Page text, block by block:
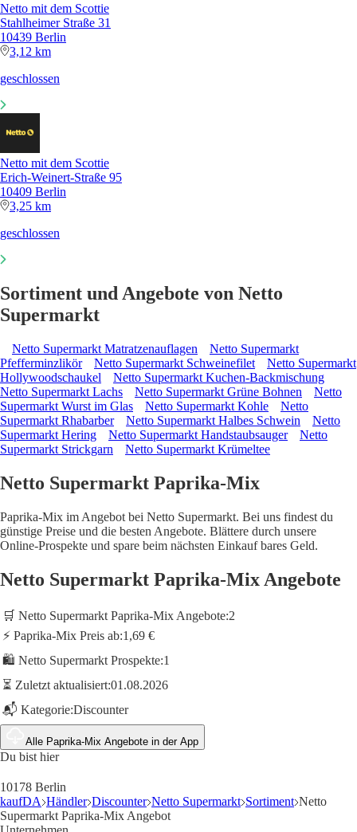
Netto mit dem Scottie
Stahlheimer Straße 31
10439 Berlin
3,12 km
geschlossen
Netto mit dem Scottie
Erich-Weinert-Straße 95
10409 Berlin
3,25 km
geschlossen
Sortiment und Angebote von Netto
Supermarkt
Netto Supermarkt Matratzenauflagen
Netto Supermarkt
Pfefferminzlikör
Netto Supermarkt Schweinefilet
Netto Supermarkt
Hollywoodschaukel
Netto Supermarkt Kuchen-Backmischung
Netto Supermarkt Lachs
Netto Supermarkt Grüne Bohnen
Netto
Supermarkt Wurst im Glas
Netto Supermarkt Kohle
Netto
Supermarkt Rhabarber
Netto Supermarkt Halbes Schwein
Netto
Supermarkt Hering
Netto Supermarkt Handstaubsauger
Netto
Supermarkt Strickgarn
Netto Supermarkt Krümeltee
Netto Supermarkt Paprika-Mix
Paprika-Mix im Angebot bei Netto Supermarkt. Bei uns findest du
günstige Preise und die besten Angebote. Blättere durch unsere
Online-Prospekte und spare beim nächsten Einkauf bares Geld.
Netto Supermarkt Paprika-Mix Angebote
🛒 Netto Supermarkt Paprika-Mix Angebote:2
⚡ Paprika-Mix Preis ab:1,69 €
🛍️ Netto Supermarkt Prospekte:1
⏳ Zuletzt aktualisiert:01.08.2026
📬 Kategorie:Discounter
Alle Paprika-Mix Angebote in der App
Du bist hier
10178 Berlin
kaufDA Händler Discounter Netto Supermarkt Sortiment Netto
Supermarkt Paprika-Mix Angebot